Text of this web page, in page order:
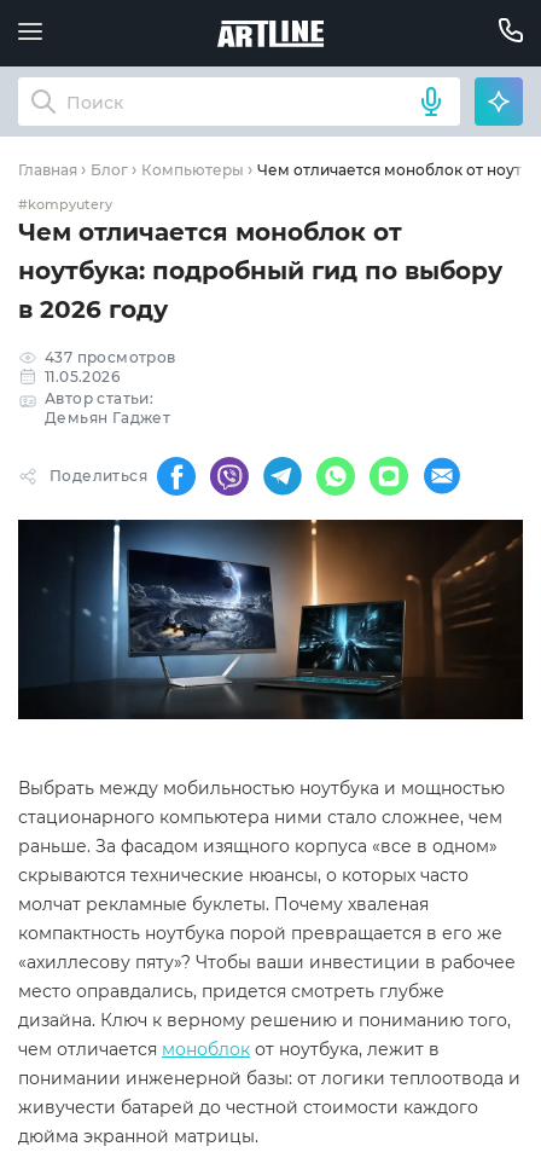
Главная Блог Компьютеры Чем отличается моноблок от
#kompyutery
Чем отличается моноблок от
ноутбука: подробный гид по выбору
в 2026 году
437 просмотров
11.05.2026
Автор статьи:
Демьян Гаджет
Поделиться
Выбрать между мобильностью ноутбука и мощностью
стационарного компьютера ними стало сложнее, чем
раньше. За фасадом изящного корпуса «все в одном»
скрываются технические нюансы, о которых часто
молчат рекламные буклеты. Почему хваленая
компактность ноутбука порой превращается в его же
«ахиллесову пяту»? Чтобы ваши инвестиции в рабочее
место оправдались, придется смотреть глубже
дизайна. Ключ к верному решению и пониманию того,
чем отличается моноблок от ноутбука, лежит в
понимании инженерной базы: от логики теплоотвода и
живучести батарей до честной стоимости каждого
дюйма экранной матрицы.